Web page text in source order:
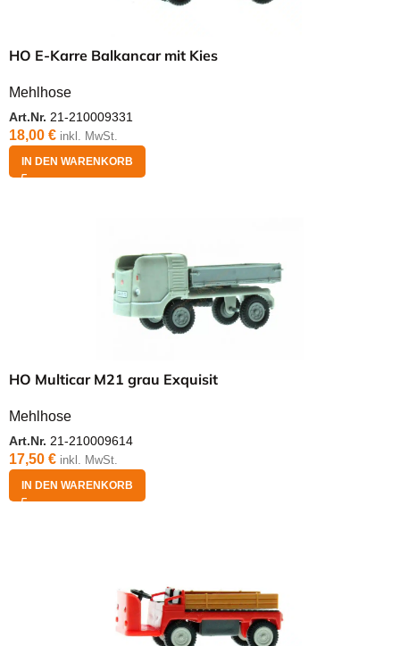
HO E-Karre Balkancar mit Kies
Mehlhose
Art.Nr. 21-210009331
18,00 € inkl. MwSt.
IN DEN WARENKORB
HO Multicar M21 grau Exquisit
Mehlhose
Art.Nr. 21-210009614
17,50 € inkl. MwSt.
IN DEN WARENKORB